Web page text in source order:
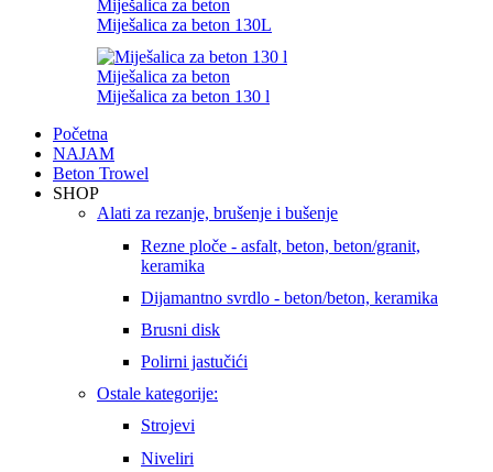
Miješalica za beton
Miješalica za beton 130L
Miješalica za beton
Miješalica za beton 130 l
Početna
NAJAM
Beton Trowel
SHOP
Alati za rezanje, brušenje i bušenje
Rezne ploče - asfalt, beton, beton/granit,
keramika
Dijamantno svrdlo - beton/beton, keramika
Brusni disk
Polirni jastučići
Ostale kategorije:
Strojevi
Niveliri